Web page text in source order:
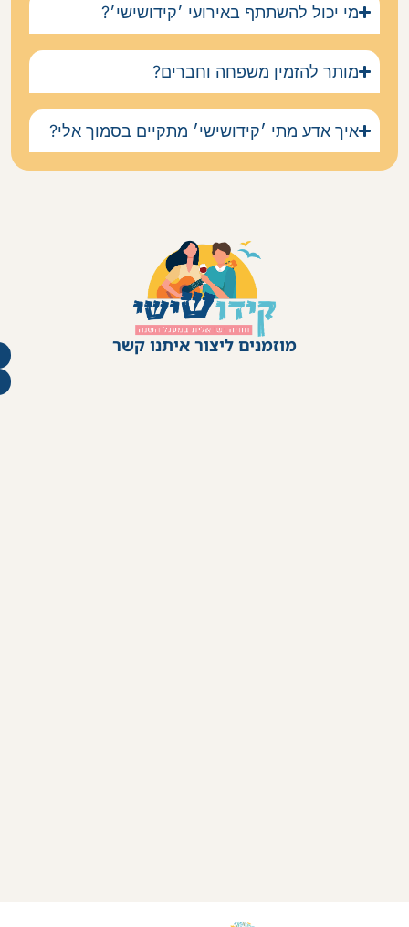
מי יכול להשתתף באירועי ׳קידושישי׳?
מותר להזמין משפחה וחברים?
איך אדע מתי ׳קידושישי׳ מתקיים בסמוך אלי?
מוזמנים ליצור איתנו קשר